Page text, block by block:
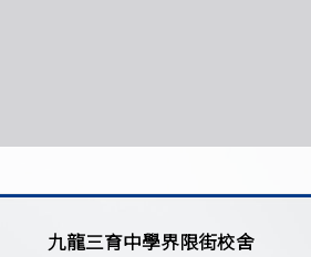
九龍三育中學界限街校舍